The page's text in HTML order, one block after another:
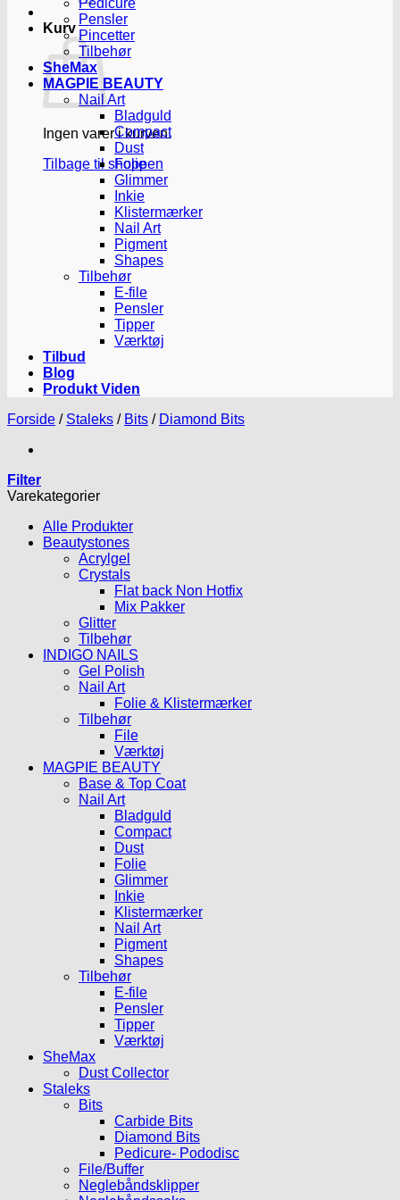
Kurv
Ingen varer i kurven.
Tilbage til shoppen
Pedicure
Pensler
Pincetter
Tilbehør
SheMax
MAGPIE BEAUTY
Nail Art
Bladguld
Compact
Dust
Folie
Glimmer
Inkie
Klistermærker
Nail Art
Pigment
Shapes
Tilbehør
E-file
Pensler
Tipper
Værktøj
Tilbud
Blog
Produkt Viden
Forside / Staleks / Bits / Diamond Bits
Filter
Varekategorier
Alle Produkter
Beautystones
Acrylgel
Crystals
Flat back Non Hotfix
Mix Pakker
Glitter
Tilbehør
INDIGO NAILS
Gel Polish
Nail Art
Folie & Klistermærker
Tilbehør
File
Værktøj
MAGPIE BEAUTY
Base & Top Coat
Nail Art
Bladguld
Compact
Dust
Folie
Glimmer
Inkie
Klistermærker
Nail Art
Pigment
Shapes
Tilbehør
E-file
Pensler
Tipper
Værktøj
SheMax
Dust Collector
Staleks
Bits
Carbide Bits
Diamond Bits
Pedicure- Pododisc
File/Buffer
Neglebåndsklipper